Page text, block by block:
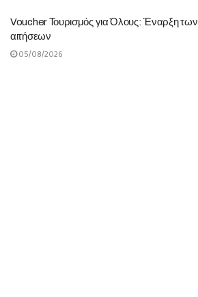
Voucher Τουρισμός για Όλους: Έναρξη των
αιτήσεων
05/08/2026